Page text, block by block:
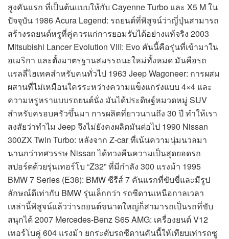
สูงคันแรก ที่เป็นต้นแบบให้กับ Cayenne Turbo และ X5 M ใน
ปัจจุบัน 1986 Acura Legend: รถยนต์ที่พิสูจน์ว่าญี่ปุ่นสามารถ
สร้างรถยนต์หรูที่คู่ควรแก่การยอมรับได้อย่างแท้จริง 2003
Mitsubishi Lancer Evolution VIII: Evo คันนี้คือรุ่นที่เข้ามาใน
อเมริกา และตั้งมาตรฐานสมรรถนะใหม่ทั้งหมด มันคือรถ
แรลลี่ไฮเทคสำหรับคนทั่วไป 1963 Jeep Wagoneer: การผสม
ผสานที่ไม่เหมือนใครระหว่างความแข็งแกร่งแบบ 4×4 และ
ความหรูหราแบบรถยนต์นั่ง มันได้ประดิษฐ์หมวดหมู่ SUV
สำหรับครอบครัวขึ้นมา การผลิตที่ยาวนานถึง 30 ปี ทำให้เรา
สงสัยว่าทำไม Jeep จึงไม่ยังคงผลิตมันต่อไป 1990 Nissan
300ZX Twin Turbo: หลังจาก Z-car ที่เน้นความนุ่มนวลมา
นานกว่าทศวรรษ Nissan ได้ทวงคืนความเป็นสุดยอดรถ
สปอร์ตด้วยรุ่นเทอร์โบ “Z32” ที่มีกำลัง 300 แรงม้า 1995
BMW 7 Series (E38): BMW ซีรีส์ 7 คันแรกที่ขับขี่และมีรูป
ลักษณ์ดีเท่ากับ BMW รุ่นเล็กกว่า รถซีดานเหนือกาลเวลา
เหล่านี้พิสูจน์แล้วว่ารถยนต์ขนาดใหญ่ก็สามารถเป็นรถที่ขับ
สนุกได้ 2007 Mercedes-Benz S65 AMG: เครื่องยนต์ V12
เทอร์โบคู่ 604 แรงม้า ยกระดับรถซีดานคันนี้ให้เทียบเท่ารถซู